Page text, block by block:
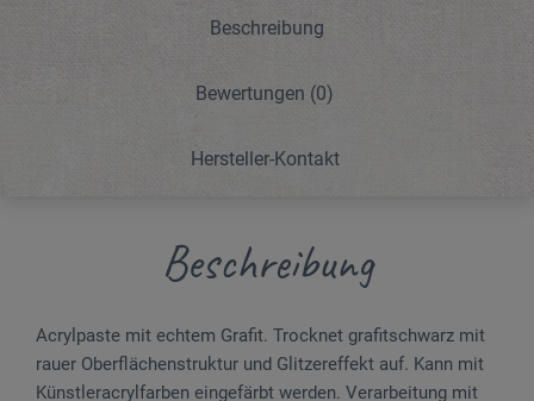
Beschreibung
Bewertungen (0)
Hersteller-Kontakt
Beschreibung
Acrylpaste mit echtem Grafit. Trocknet grafitschwarz mit
rauer Oberflächenstruktur und Glitzereffekt auf. Kann mit
Künstleracrylfarben eingefärbt werden. Verarbeitung mit